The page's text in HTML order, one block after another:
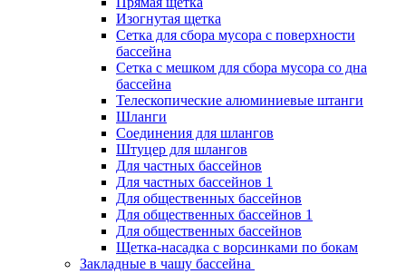
Изогнутая щетка
Сетка для сбора мусора с поверхности
бассейна
Сетка с мешком для сбора мусора со дна
бассейна
Телескопические алюминиевые штанги
Шланги
Соединения для шлангов
Штуцер для шлангов
Для частных бассейнов
Для частных бассейнов 1
Для общественных бассейнов
Для общественных бассейнов 1
Для общественных бассейнов
Щетка-насадка с ворсинками по бокам
Закладные в чашу бассейна